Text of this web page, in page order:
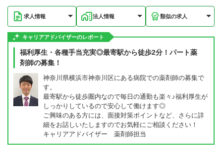
求人情報 法人情報 類似の求人
キャリアアドバイザーのレポート
福利厚生・各種手当充実◎最寄駅から徒歩2分！パート薬
剤師の募集！
神奈川県横浜市神奈川区にある病院での薬剤師の募集で
す。
最寄駅から徒歩圏内なので毎日の通勤も楽々♪福利厚生が
しっかりしているので安心して働けます◎
ご興味のある方には、面接対策ポイントなど、さらに詳
細をお話しいたしますのでお気軽にご相談ください！
キャリアアドバイザー 薬剤師担当